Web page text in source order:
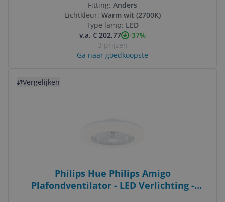
Fitting: Anders
Lichtkleur: Warm wit (2700K)
Type lamp: LED
v.a. € 202,77
-37%
3 prijzen
Ga naar goedkoopste
Vergelijken
Philips Hue Philips Amigo
Plafondventilator - LED Verlichting -